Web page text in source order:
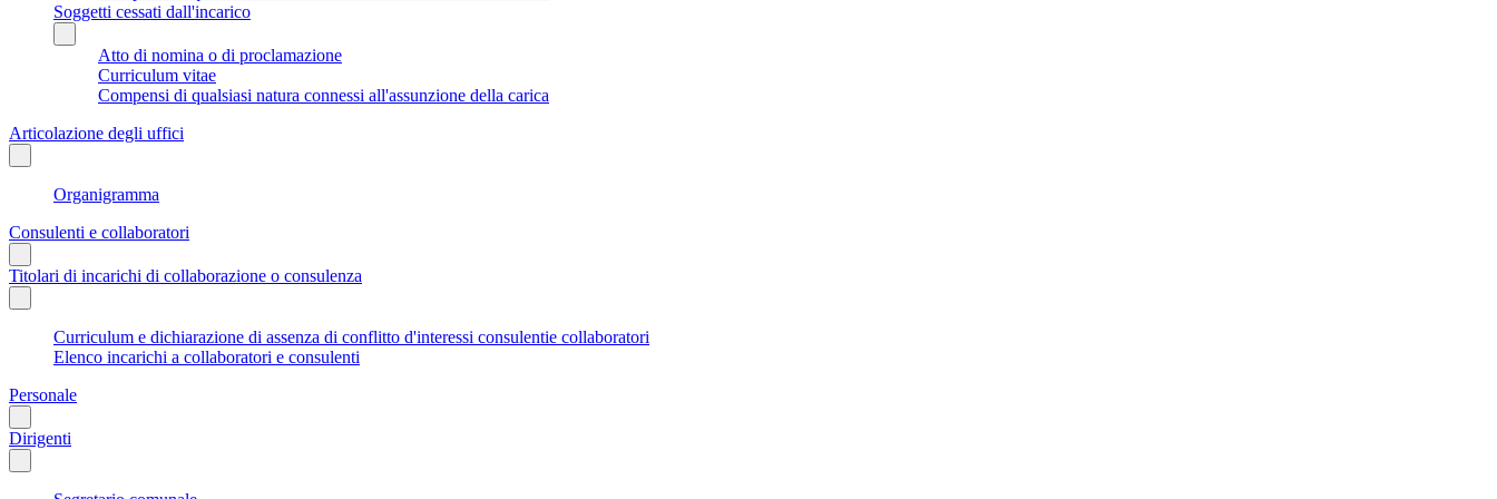
Soggetti cessati dall'incarico
Atto di nomina o di proclamazione
Curriculum vitae
Compensi di qualsiasi natura connessi all'assunzione della carica
Articolazione degli uffici
Organigramma
Consulenti e collaboratori
Titolari di incarichi di collaborazione o consulenza
Curriculum e dichiarazione di assenza di conflitto d'interessi consulentie collaboratori
Elenco incarichi a collaboratori e consulenti
Personale
Dirigenti